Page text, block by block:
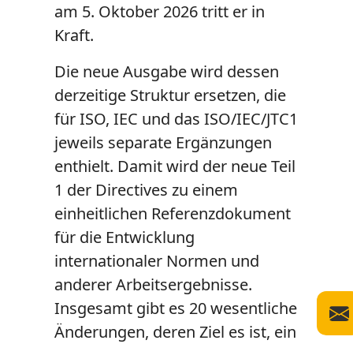
am 5. Oktober 2026 tritt er in
Kraft.
Die neue Ausgabe wird dessen
derzeitige Struktur ersetzen, die
für ISO, IEC und das ISO/IEC/JTC1
jeweils separate Ergänzungen
enthielt. Damit wird der neue Teil
1 der Directives zu einem
einheitlichen Referenzdokument
für die Entwicklung
internationaler Normen und
anderer Arbeitsergebnisse.
Insgesamt gibt es 20 wesentliche
Änderungen, deren Ziel es ist, ein